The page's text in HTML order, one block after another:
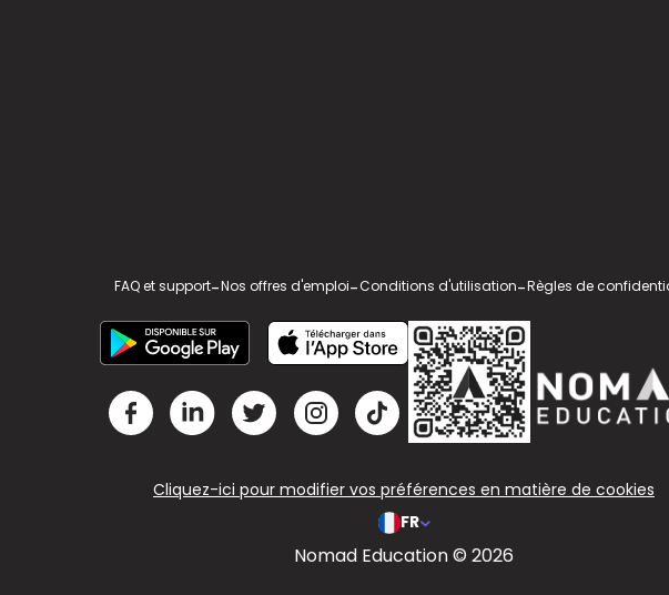
FAQ et support-Nos offres d'emploi-Conditions d'utilisation-Règles de
Cliquez-ici pour modifier vos préférences en matière de cookies
FR
Nomad Education © 2026